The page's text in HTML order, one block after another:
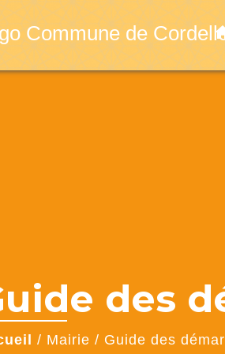
des
/ Mairie / Guide des